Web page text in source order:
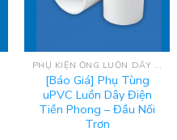
PHỤ KIỆN ỐNG LUỒN DÂY ĐIỆN UPVC TIỀN PHONG
[Báo Giá] Phụ Tùng
uPVC Luồn Dây Điện
Tiền Phong – Đầu Nối
Trơn